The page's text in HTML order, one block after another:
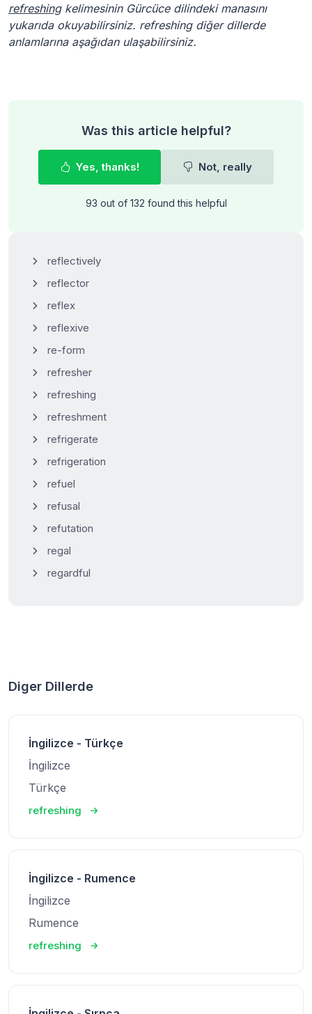
refreshingkelimesinin Gürcüce dilindeki manasını
yukarıda okuyabilirsiniz. refreshing diğer dillerde
anlamlarına aşağıdan ulaşabilirsiniz.
Was this article helpful?
Yes, thanks! Not, really
93 out of 132 found this helpful
reflectively
reflector
reflex
reflexive
re-form
refresher
refreshing
refreshment
refrigerate
refrigeration
refuel
refusal
refutation
regal
regardful
Diger Dillerde
İngilizce - Türkçe
İngilizce
Türkçe
refreshing
İngilizce - Rumence
İngilizce
Rumence
refreshing